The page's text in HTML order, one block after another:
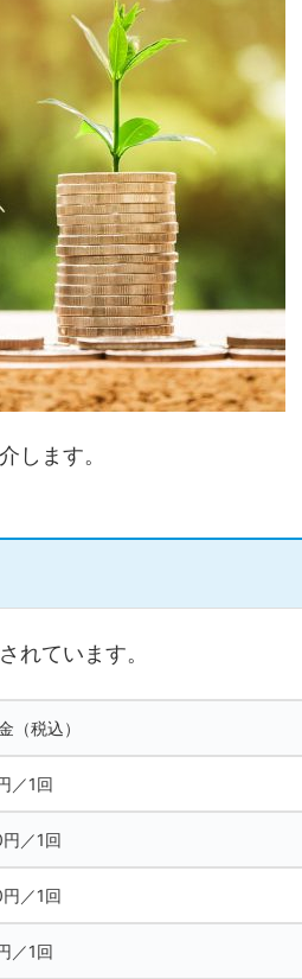
します。
れています。
（税込）
／1回
／1回
／1回
／1回